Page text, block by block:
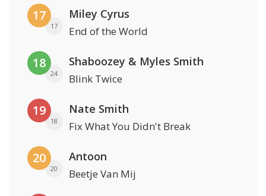
17
17
Miley Cyrus
End of the World
18
24
Shaboozey & Myles Smith
Blink Twice
19
18
Nate Smith
Fix What You Didn't Break
20
20
Antoon
Beetje Van Mij